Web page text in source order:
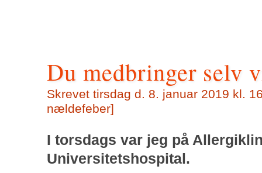
Du medbringer selv
Skrevet tirsdag d. 8. januar 2019 kl.
nældefeber]
I torsdags var jeg på
Universitetshospital.